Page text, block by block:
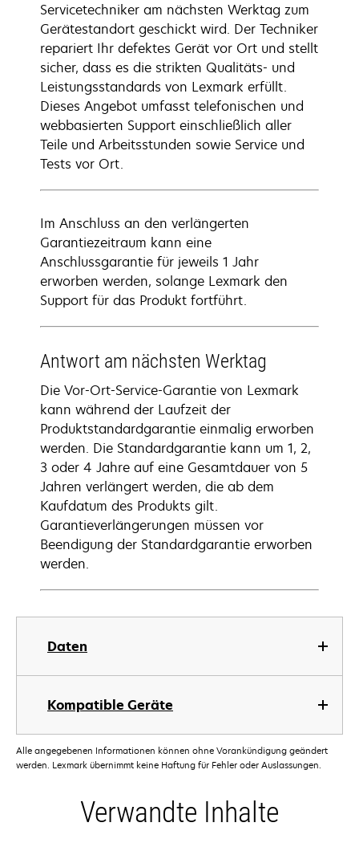
Daten
Kompatible Geräte
Servicetechniker am nächsten Werktag zum
Gerätestandort geschickt wird. Der Techniker
repariert Ihr defektes Gerät vor Ort und stellt
sicher, dass es die strikten Qualitäts- und
Leistungsstandards von Lexmark erfüllt.
Dieses Angebot umfasst telefonischen und
webbasierten Support einschließlich aller
Teile und Arbeitsstunden sowie Service und
Tests vor Ort.
Im Anschluss an den verlängerten
Garantiezeitraum kann eine
Anschlussgarantie für jeweils 1 Jahr
erworben werden, solange Lexmark den
Support für das Produkt fortführt.
Antwort am nächsten Werktag
Die Vor-Ort-Service-Garantie von Lexmark
kann während der Laufzeit der
Produktstandardgarantie einmalig erworben
werden. Die Standardgarantie kann um 1, 2,
3 oder 4 Jahre auf eine Gesamtdauer von 5
Jahren verlängert werden, die ab dem
Kaufdatum des Produkts gilt.
Garantieverlängerungen müssen vor
Beendigung der Standardgarantie erworben
werden.
Alle angegebenen Informationen können ohne Vorankündigung geändert
werden. Lexmark übernimmt keine Haftung für Fehler oder Auslassungen.
Verwandte Inhalte